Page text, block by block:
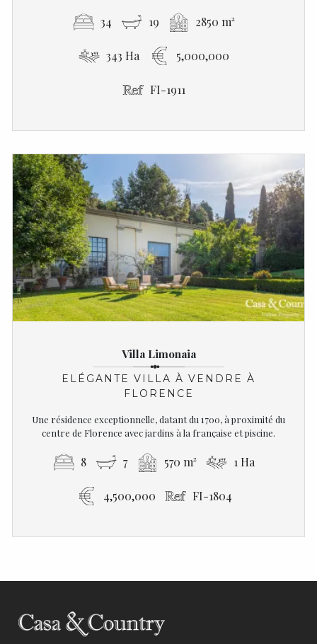
34 19 2850 m²
343 Ha 5,000,000
FI-1911
Villa Limonaia
ELÉGANTE VILLA À VENDRE À
FLORENCE
Une résidence exceptionnelle, datant du 1700, à proximité du
centre de Florence avec jardins à la française et piscine.
8 7 570 m² 1 Ha
4,500,000 FI-1804